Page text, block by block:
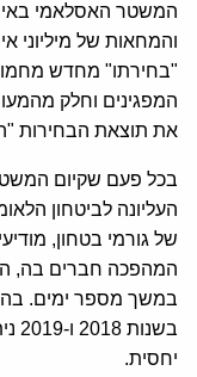
והמחאות של מיליוני
"בחירתו" מחדש
המפגינים וחלק
את תוצאת הבחירות
בכל פעם שקיום
העליונה לביטחון
של גורמי בטחון,
המהפכה חברים בה,
במשך מספר ימים.
יחסית.